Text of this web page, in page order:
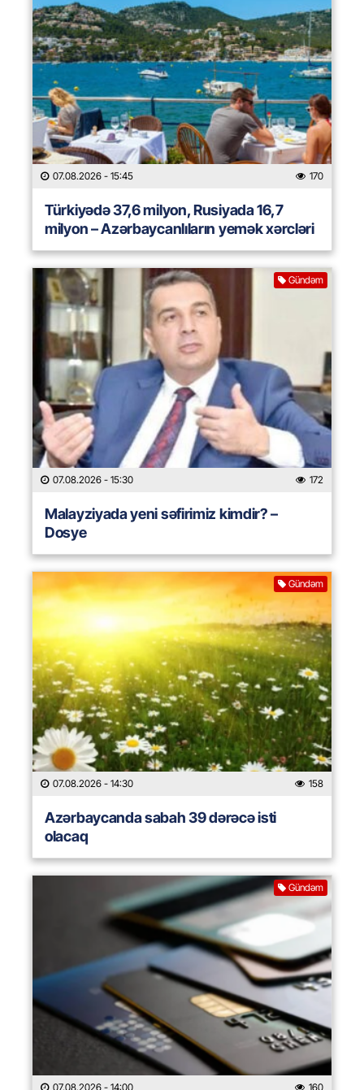
07.08.2026 - 15:45 170
Türkiyədə 37,6 milyon, Rusiyada 16,7
milyon – Azərbaycanlıların yemək xərcləri
Gündəm
07.08.2026 - 15:30 172
Malayziyada yeni səfirimiz kimdir? –
Dosye
Gündəm
07.08.2026 - 14:30 158
Azərbaycanda sabah 39 dərəcə isti
olacaq
Gündəm
07.08.2026 - 14:00 160